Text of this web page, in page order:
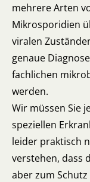
mehrere Arten
Mikrosporidien
viralen
genaue
fachlichen
werden.
Wir müssen Sie
speziellen
leider praktisch
verstehen, dass
aber zum